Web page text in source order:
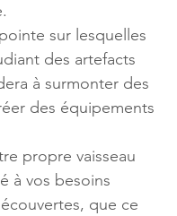
sur lesquelles
des artefacts
à surmonter des
des équipements
propre vaisseau
à vos besoins
que ce